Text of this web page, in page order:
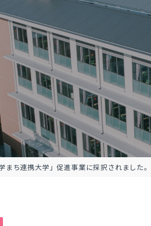
学まち連携大学」促進事業に採択されました。